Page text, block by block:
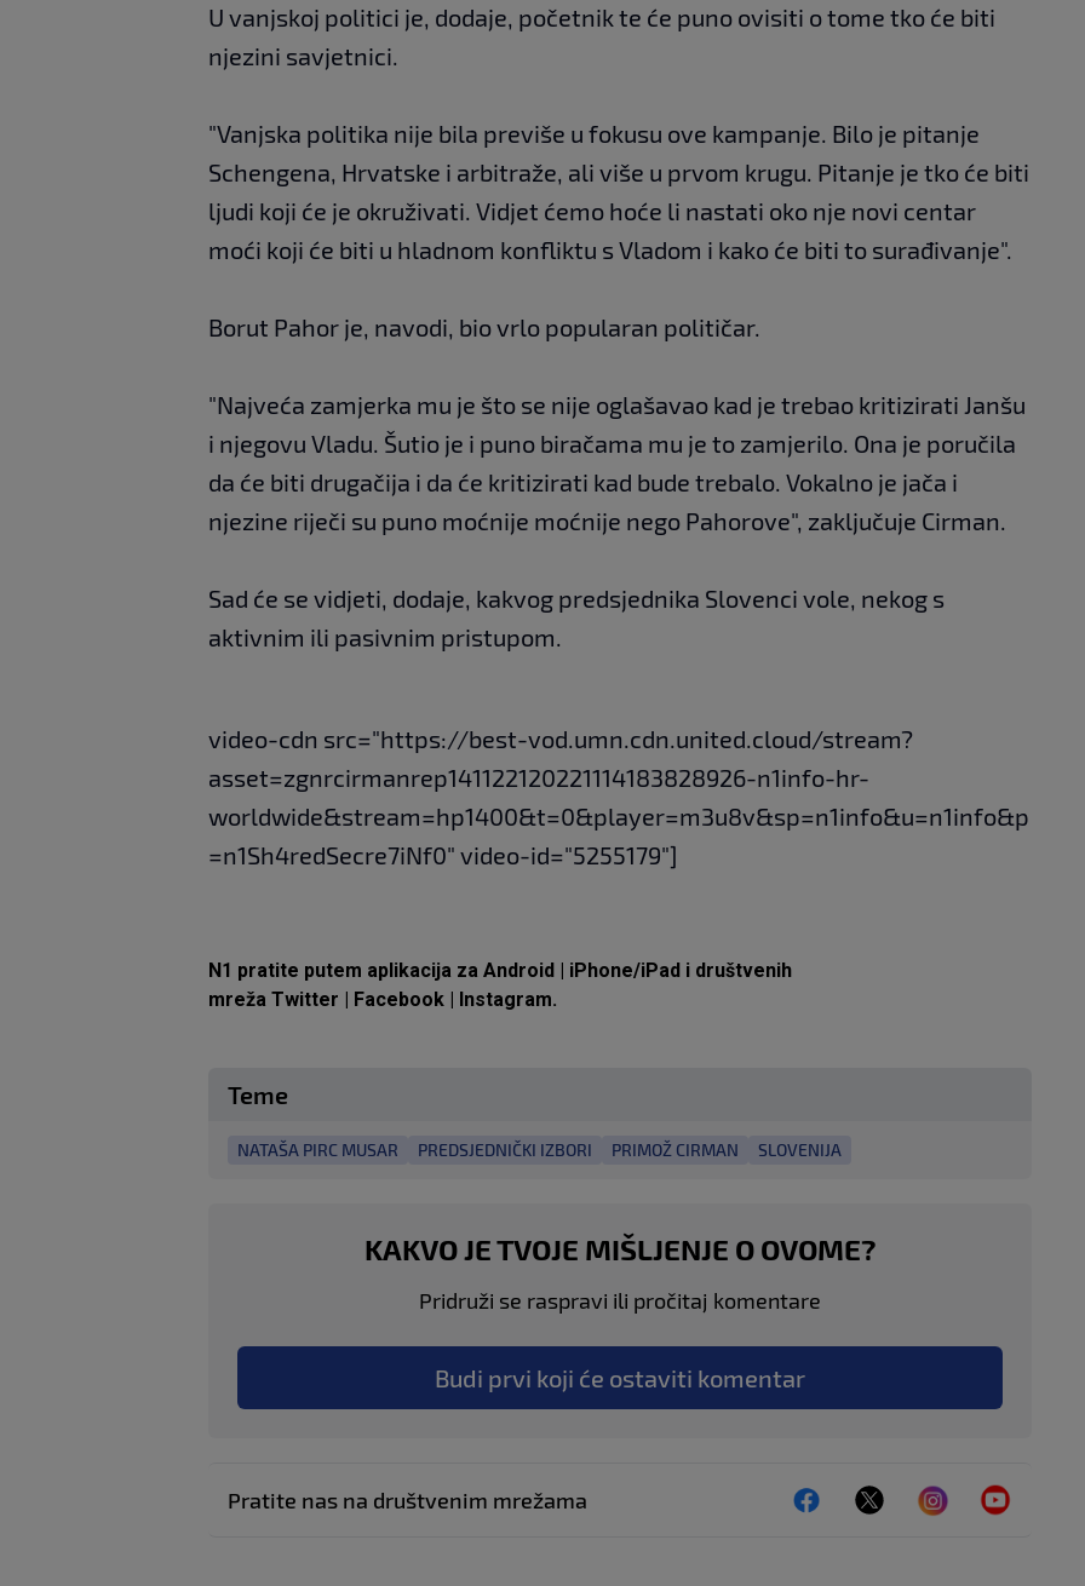
U vanjskoj politici je, dodaje, početnik te će puno ovisiti o tome tko će biti
njezini savjetnici.
"Vanjska politika nije bila previše u fokusu ove kampanje. Bilo je pitanje
Schengena, Hrvatske i arbitraže, ali više u prvom krugu. Pitanje je tko će biti
ljudi koji će je okruživati. Vidjet ćemo hoće li nastati oko nje novi centar
moći koji će biti u hladnom konfliktu s Vladom i kako će biti to surađivanje".
Borut Pahor je, navodi, bio vrlo popularan političar.
"Najveća zamjerka mu je što se nije oglašavao kad je trebao kritizirati Janšu
i njegovu Vladu. Šutio je i puno biračama mu je to zamjerilo. Ona je poručila
da će biti drugačija i da će kritizirati kad bude trebalo. Vokalno je jača i
njezine riječi su puno moćnije moćnije nego Pahorove", zaključuje Cirman.
Sad će se vidjeti, dodaje, kakvog predsjednika Slovenci vole, nekog s
aktivnim ili pasivnim pristupom.
video-cdn src="https://best-vod.umn.cdn.united.cloud/stream?
asset=zgnrcirmanrep141122120221114183828926-n1info-hr-
worldwide&stream=hp1400&t=0&player=m3u8v&sp=n1info&u=n1info&p
=n1Sh4redSecre7iNf0" video-id="5255179"]
N1 pratite putem aplikacija za Android | iPhone/iPad i društvenih
mreža Twitter | Facebook | Instagram.
Teme
NATAŠA PIRC MUSAR PREDSJEDNIČKI IZBORI PRIMOŽ CIRMAN SLOVENIJA
KAKVO JE TVOJE MIŠLJENJE O OVOME?
Pridruži se raspravi ili pročitaj komentare
Budi prvi koji će ostaviti komentar
Pratite nas na društvenim mrežama